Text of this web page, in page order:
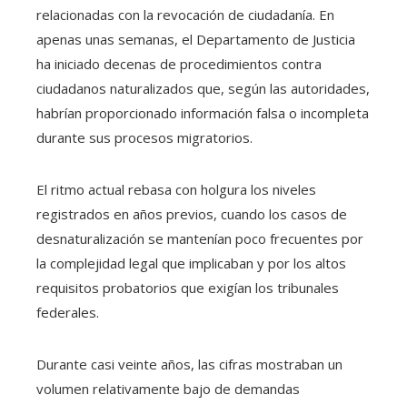
relacionadas con la revocación de ciudadanía. En
apenas unas semanas, el Departamento de Justicia
ha iniciado decenas de procedimientos contra
ciudadanos naturalizados que, según las autoridades,
habrían proporcionado información falsa o incompleta
durante sus procesos migratorios.
El ritmo actual rebasa con holgura los niveles
registrados en años previos, cuando los casos de
desnaturalización se mantenían poco frecuentes por
la complejidad legal que implicaban y por los altos
requisitos probatorios que exigían los tribunales
federales.
Durante casi veinte años, las cifras mostraban un
volumen relativamente bajo de demandas